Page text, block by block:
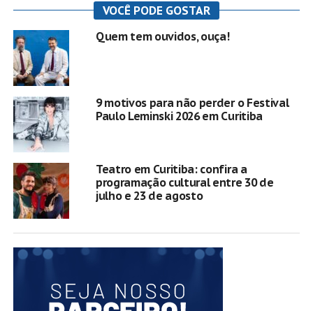
VOCÊ PODE GOSTAR
Quem tem ouvidos, ouça!
9 motivos para não perder o Festival
Paulo Leminski 2026 em Curitiba
Teatro em Curitiba: confira a
programação cultural entre 30 de
julho e 23 de agosto